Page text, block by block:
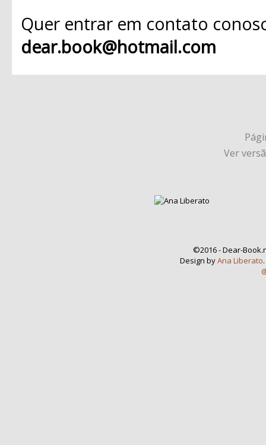
Quer entrar em contato
dear.book@hotmail.com
Ver
©2016 - Dear-
Design byAna Liberato